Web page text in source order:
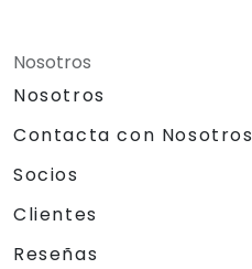
Nosotros
Nosotros
Contacta con Nosotros
Socios
Clientes
Reseñas